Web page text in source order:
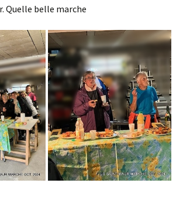
Quelle belle marche